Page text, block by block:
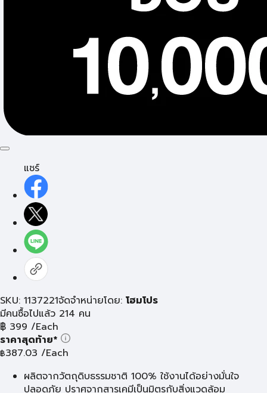
แชร์
SKU: 1137221จัดจำหน่ายโดย: โฮมโปร
มีคนซื้อไปแล้ว 214 คน
฿ 399 /Each
ราคาสุดท้าย*
฿387.03 /Each
ผลิตจากวัตถุดิบธรรมชาติ 100% ใช้งานได้อย่างมั่นใจ
ปลอดภัย ปราศจากสารเคมีเป็นมิตรกับสิ่งแวดล้อม